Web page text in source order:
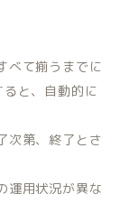
べて揃うまでに
と、自動的に
次第、終了とさ
運用状況が異な